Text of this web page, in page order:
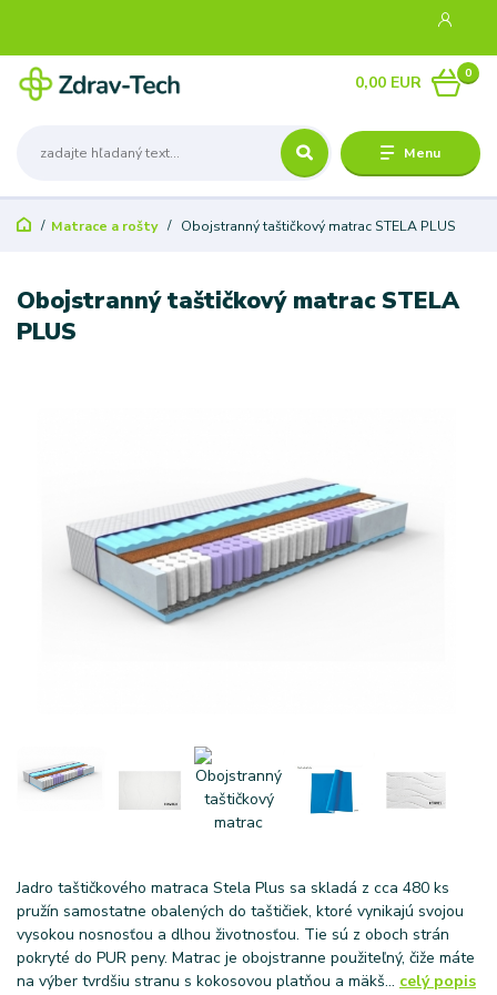
Menu
0
0,00 EUR
Matrace a rošty Obojstranný taštičkový matrac STELA PLUS
Obojstranný taštičkový matrac STELA
PLUS
Jadro taštičkového matraca Stela Plus sa skladá z cca 480 ks
pružín samostatne obalených do taštičiek, ktoré vynikajú svojou
vysokou nosnosťou a dlhou životnosťou. Tie sú z oboch strán
pokryté do PUR peny. Matrac je obojstranne použiteľný, čiže máte
na výber tvrdšiu stranu s kokosovou platňou a mäkš... celý popis